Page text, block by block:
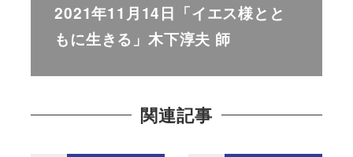
2021年11月14日「イエス様とと
もに生きる」木下淳夫 師
関連記事